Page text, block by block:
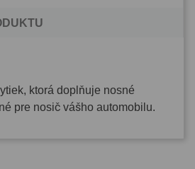
ktorá doplňuje nosné
pre nosič vášho automobilu.